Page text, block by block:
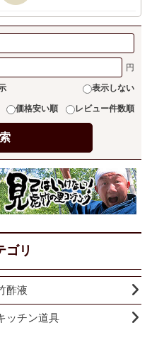
表示しない
価格安い順 レビュー件数順
ゴリ
酢液
ッチン道具